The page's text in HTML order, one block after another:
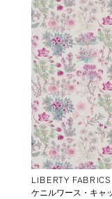
LIBERTY FABRICS
ケニルワース・キャ